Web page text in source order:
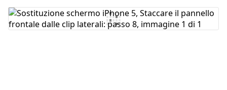
Aggiungi Commento